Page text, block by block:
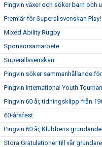
Pingvin växer och söker barn och
Premiär för Superallsvenskan Play!
Mixed Ability Rugby
Sponsorsamarbete
Superallsvenskan
Pingvin söker sammanhållande
Pingvin International Youth
Pingvin 60 år, tidningsklipp från
60-årsfest
Pingvin 60 år, Klubbens grundande
Stora Gratulationer till vår